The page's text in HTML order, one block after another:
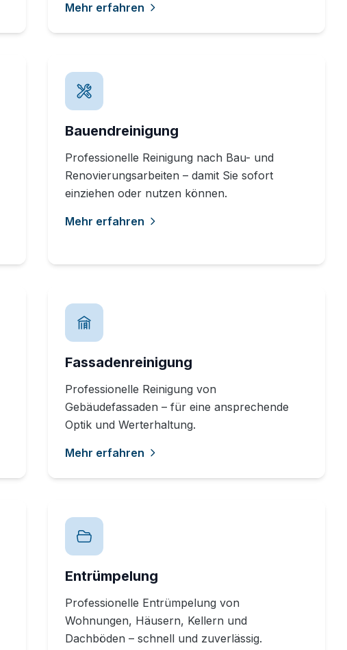
Mehr erfahren
Bauendreinigung
Professionelle Reinigung nach Bau- und
Renovierungsarbeiten – damit Sie sofort
einziehen oder nutzen können.
Mehr erfahren
Fassadenreinigung
Professionelle Reinigung von
Gebäudefassaden – für eine ansprechende
Optik und Werterhaltung.
Mehr erfahren
Entrümpelung
Professionelle Entrümpelung von
Wohnungen, Häusern, Kellern und
Dachböden – schnell und zuverlässig.